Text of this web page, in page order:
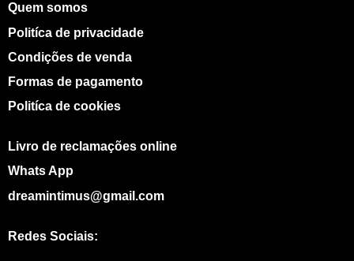
Quem somos
Politíca de privacidade
Condições de venda
Formas de pagamento
Politíca de cookies
Livro de reclamações online
Whats App
dreamintimus@gmail.com
Redes Sociais: